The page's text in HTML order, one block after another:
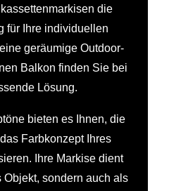
die
für Ihre individuellen
geräumige Outdoor-
Balkon finden Sie bei
Lösung.
bieten es Ihnen, die
Farbkonzept Ihres
Ihre Markise dient
Objekt, sondern auch als